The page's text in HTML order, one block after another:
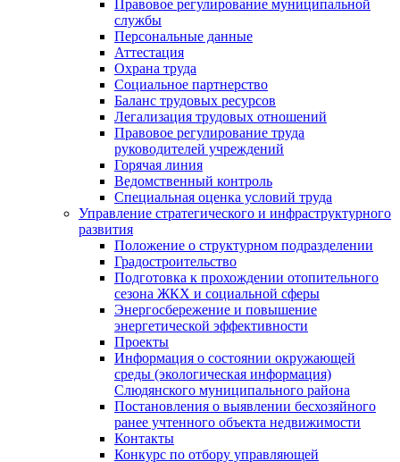
Правовое регулирование муниципальной
службы
Персональные данные
Аттестация
Охрана труда
Социальное партнерство
Баланс трудовых ресурсов
Легализация трудовых отношений
Правовое регулирование труда
руководителей учреждений
Горячая линия
Ведомственный контроль
Специальная оценка условий труда
Управление стратегического и инфраструктурного
развития
Положение о структурном подразделении
Градостроительство
Подготовка к прохождении отопительного
сезона ЖКХ и социальной сферы
Энергосбережение и повышение
энергетической эффективности
Проекты
Информация о состоянии окружающей
среды (экологическая информация)
Слюдянского муниципального района
Постановления о выявлении бесхозяйного
ранее учтенного объекта недвижимости
Контакты
Конкурс по отбору управляющей